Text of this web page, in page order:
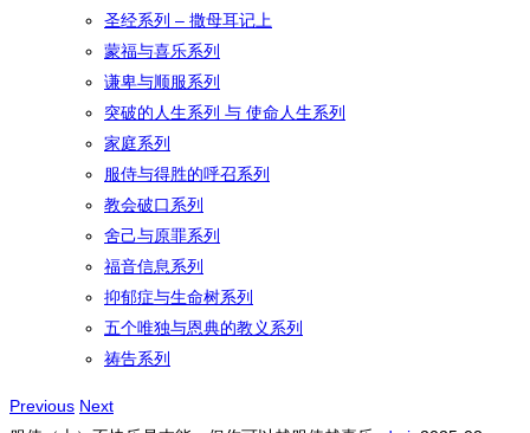
圣经系列 – 撒母耳记上
蒙福与喜乐系列
谦卑与顺服系列
突破的人生系列 与 使命人生系列
家庭系列
服侍与得胜的呼召系列
教会破口系列
舍己与原罪系列
福音信息系列
抑郁症与生命树系列
五个唯独与恩典的教义系列
祷告系列
Previous Next